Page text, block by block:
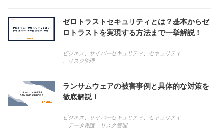
ゼロトラストセキュリティとは？基本からゼ
ロトラストを実現する方法まで一挙解説！
ビジネス サイバーセキュリティ
セキュリティ
リスク管理
ランサムウェアの被害事例と具体的な対策を
徹底解説！
ビジネス サイバーセキュリティ
セキュリティ
データ保護、 リスク管理